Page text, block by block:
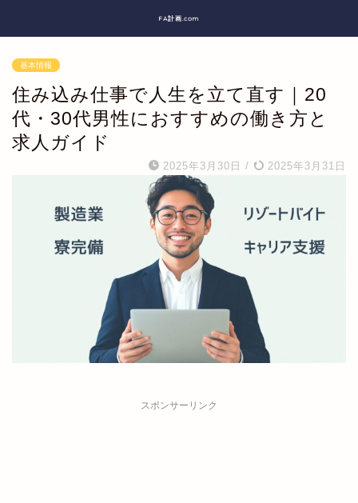
FA計画.com
基本情報
住み込み仕事で人生を立て直す｜20
代・30代男性におすすめの働き方と
求人ガイド
2025年3月30日 / 2025年3月31日
スポンサーリンク